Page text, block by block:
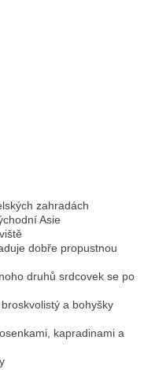
zahradách
Asie
dobře propustnou
druhů srdcovek se po
broskvolistý a bohyšky
kapradinami a